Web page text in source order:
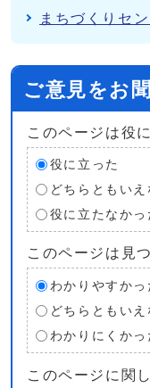
まちづくりセ
ご意見をお
このページは役
役に立った
どちらともいえ
役に立たなかっ
このページは見
わかりやすかっ
どちらともいえ
わかりにくかっ
このページに関